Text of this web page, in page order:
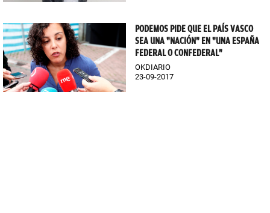
PODEMOS PIDE QUE EL PAÍS VASCO
SEA UNA "NACIÓN" EN "UNA ESPAÑA
FEDERAL O CONFEDERAL"
OKDIARIO
23-09-2017